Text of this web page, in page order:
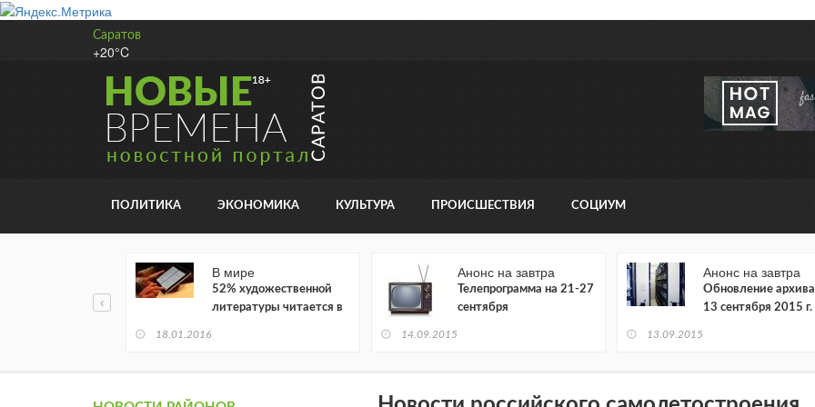
Саратов
+20°C
ПОЛИТИКА ЭКОНОМИКА КУЛЬТУРА ПРОИСШЕСТВИЯ СОЦИУМ
В мире
52% художественной
литературы читается в
18.01.2016
Анонс на завтра
Телепрограмма на 21-27
сентября
14.09.2015
Анонс на завтра
Обновление архива
13 сентября 2015 г.
13.09.2015